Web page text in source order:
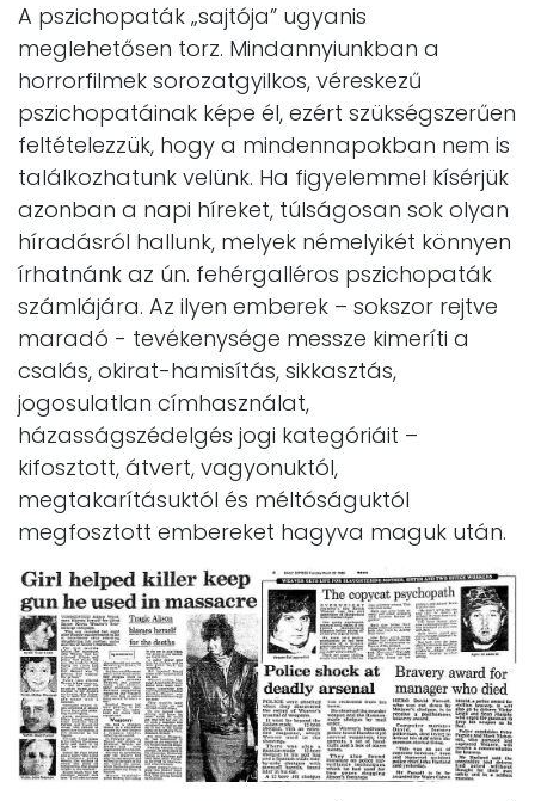
A pszichopaták „sajtója” ugyanis
meglehetősen torz. Mindannyiunkban a
horrorfilmek sorozatgyilkos, véreskezű
pszichopatáinak képe él, ezért szükségszerűen
feltételezzük, hogy a mindennapokban nem is
találkozhatunk velünk. Ha figyelemmel kísérjük
azonban a napi híreket, túlságosan sok olyan
híradásról hallunk, melyek némelyikét könnyen
írhatnánk az ún. fehérgalléros pszichopaták
számlájára. Az ilyen emberek – sokszor rejtve
maradó - tevékenysége messze kimeríti a
csalás, okirat-hamisítás, sikkasztás,
jogosulatlan címhasználat,
házasságszédelgés jogi kategóriáit –
kifosztott, átvert, vagyonuktól,
megtakarításuktól és méltóságuktól
megfosztott embereket hagyva maguk után.